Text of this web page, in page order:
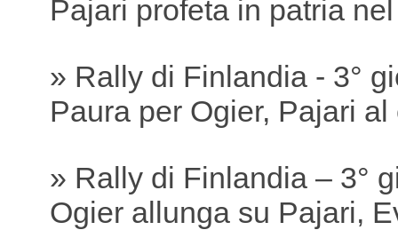
Pajari profeta in patria
» Rally di Finlandia - 3°
Paura per Ogier, Pajari
» Rally di Finlandia – 3°
Ogier allunga su Pajari,